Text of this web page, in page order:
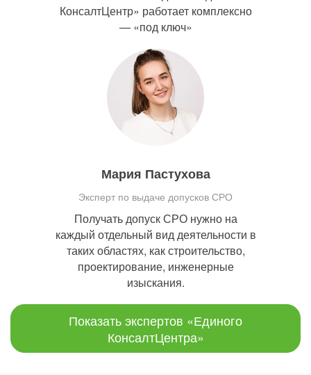
КонсалтЦентр» работает комплексно
— «под ключ»
Мария Пастухова
Эксперт по выдаче допусков СРО
Получать допуск СРО нужно на
каждый отдельный вид деятельности в
таких областях, как строительство,
проектирование, инженерные
изыскания.
Показать экспертов «Единого
КонсалтЦентра»